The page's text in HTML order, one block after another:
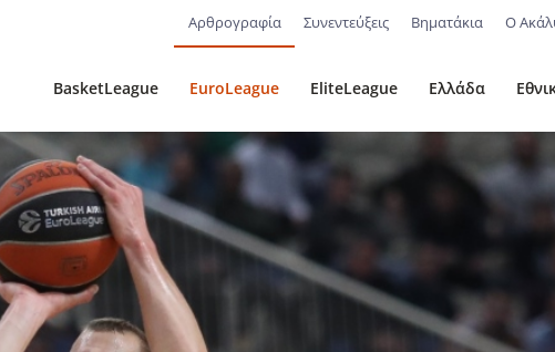
Αρθρογραφία Συνεντεύξεις Βηματάκια Ο
BasketLeague EuroLeague EliteLeague Ελλάδα